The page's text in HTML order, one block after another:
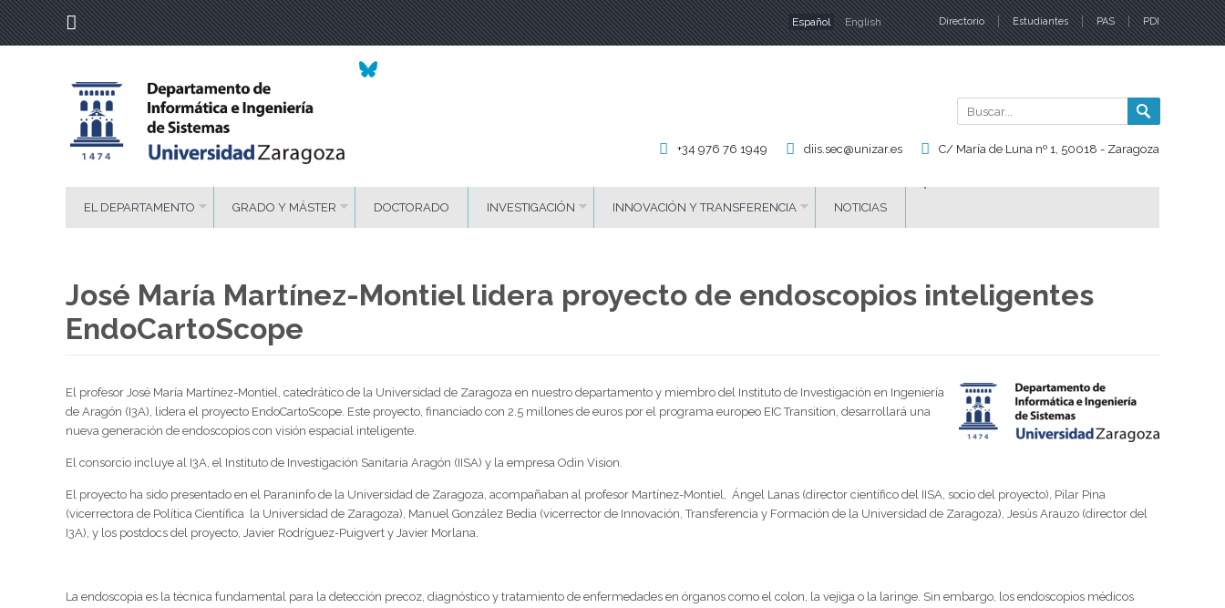
Directorio Estudiantes PAS PDI
Idiomas
Español English
C/ María de Luna nº 1, 50018 - Zaragoza
diis.sec@unizar.es
+34 976 76 1949
EL DEPARTAMENTO GRADO Y MÁSTER DOCTORADO INVESTIGACIÓN INNOVACIÓN Y TRANSFERENCIA NOTICIAS
José María Martínez-Montiel lidera proyecto de endoscopios inteligentes
EndoCartoScope
El profesor José María Martínez-Montiel, catedrático de la Universidad de Zaragoza en nuestro departamento y miembro del Instituto de Investigación en Ingeniería
de Aragón (I3A), lidera el proyecto EndoCartoScope. Este proyecto, financiado con 2.5 millones de euros por el programa europeo EIC Transition, desarrollará una
nueva generación de endoscopios con visión espacial inteligente.
El consorcio incluye al I3A, el Instituto de Investigación Sanitaria Aragón (IISA) y la empresa Odin Vision.
El proyecto ha sido presentado en el Paraninfo de la Universidad de Zaragoza, acompañaban al profesor Martínez-Montiel, Ángel Lanas (director científico del IISA, socio del proyecto), Pilar Pina
(vicerrectora de Política Científica la Universidad de Zaragoza), Manuel González Bedia (vicerrector de Innovación, Transferencia y Formación de la Universidad de Zaragoza), Jesús Arauzo (director del
I3A), y los postdocs del proyecto, Javier Rodríguez-Puigvert y Javier Morlana.
La endoscopia es la técnica fundamental para la detección precoz, diagnóstico y tratamiento de enfermedades en órganos como el colon, la vejiga o la laringe. Sin embargo, los endoscopios médicos